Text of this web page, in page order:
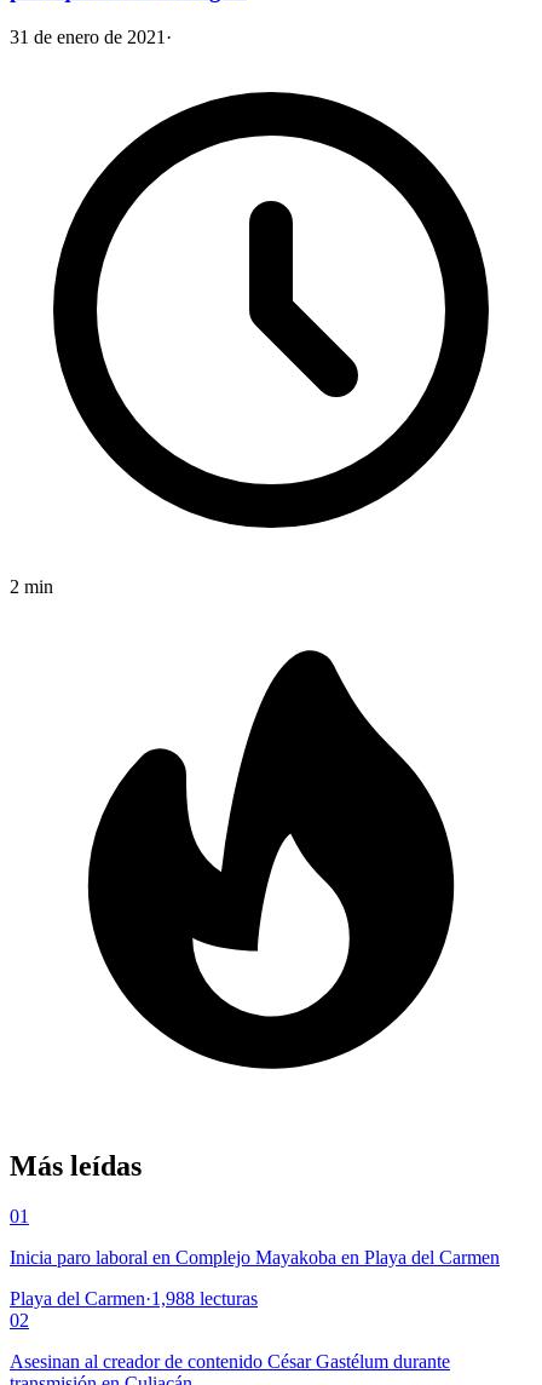
31 de enero de 2021 ·
2 min
Más leídas
01
Inicia paro laboral en Complejo Mayakoba en Playa del Carmen
Playa del Carmen·1,988 lecturas
02
Asesinan al creador de contenido César Gastélum durante